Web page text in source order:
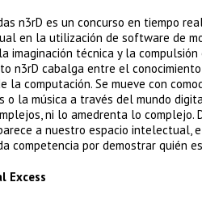
n3rD es un concurso en tiempo
en la utilización de software de
imaginación técnica y la
n3rD cabalga entre el
la computación. Se mueve con
o la música a través del mundo
ni lo amedrenta lo complejo.
a nuestro espacio intelectual,
competencia por demostrar quién
Excess